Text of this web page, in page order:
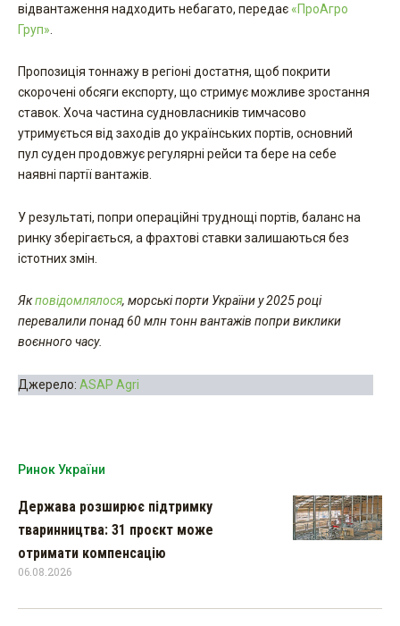
відвантаження надходить небагато, передає «ПроАгро
Груп»
Пропозиція тоннажу в регіоні достатня, щоб покрити
скорочені обсяги експорту, що стримує можливе зростання
ставок. Хоча частина судновласників тимчасово
утримується від заходів до українських портів, основний
пул суден продовжує регулярні рейси та бере на себе
наявні партії вантажів.
У результаті, попри операційні труднощі портів, баланс на
ринку зберігається, а фрахтові ставки залишаються без
істотних змін.
Якповідомлялося, морські порти України у 2025 році
перевалили понад 60 млн тонн вантажів попри виклики
воєнного часу.
Джерело: ASAP Agri
Ринок України
Держава розширює підтримку
тваринництва: 31 проєкт може
отримати компенсацію
06.08.2026